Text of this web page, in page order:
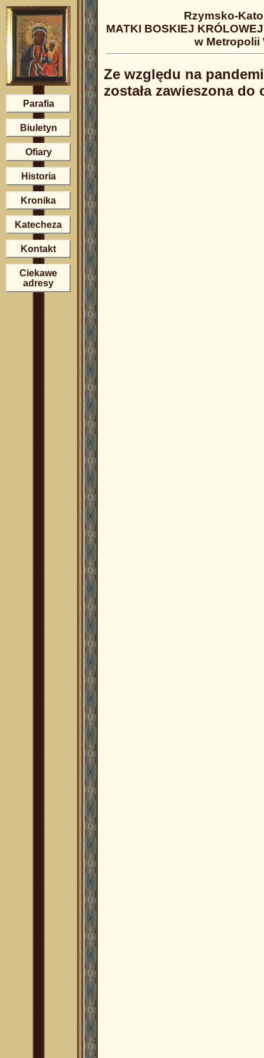
Parafia
Biuletyn
Ofiary
Historia
Kronika
Katecheza
Kontakt
Ciekawe
adresy
Rzymsko-
MATKI BOSKIEJ
w Metropolii
Ze względu na
została zawieszona do